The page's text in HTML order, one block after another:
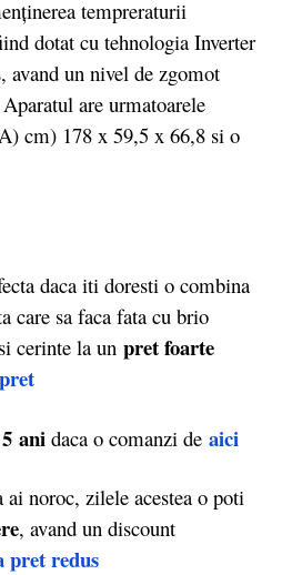
tempreraturii
dotat cu tehnologia Inverter
avand un nivel de zgomot
are urmatoarele
cm) 178 x 59,5 x 66,8 si o
daca iti doresti o combina
care sa faca fata cu brio
cerinte la un pret foarte
5 ani daca o comanzi de aici
noroc, zilele acestea o poti
, avand un discount
pret redus